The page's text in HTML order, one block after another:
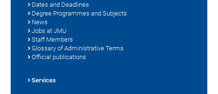
Dates and Deadlines
Degree Programmes and Subjects
News
Jobs at JMU
Staff Members
Glossary of Administrative Terms
Official publications
Services